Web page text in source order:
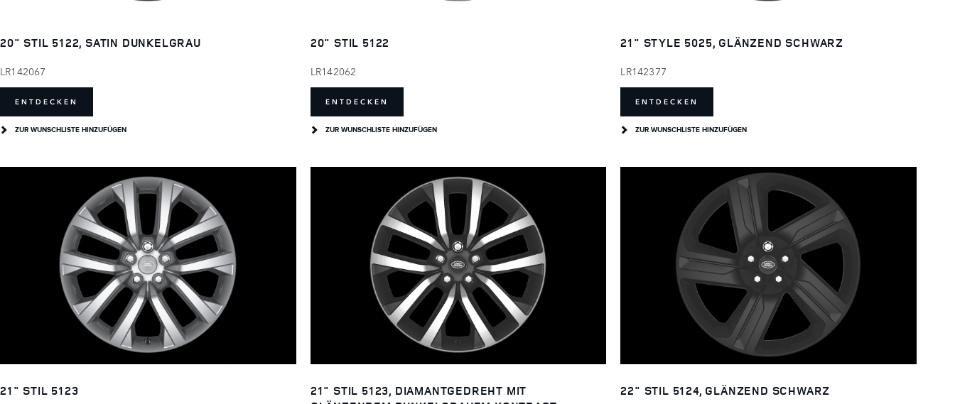
20" STIL 5122, SATIN DUNKELGRAU
LR142067
ENTDECKEN
ZUR WUNSCHLISTE HINZUFÜGEN
20" STIL 5122
LR142062
ENTDECKEN
ZUR WUNSCHLISTE HINZUFÜGEN
21" STYLE 5025, GLÄNZEND SCHWARZ
LR142377
ENTDECKEN
ZUR WUNSCHLISTE HINZUFÜGEN
21" STIL 5123
21" STIL 5123, DIAMANTGEDREHT MIT
22" STIL 5124, GLÄNZEND SCHWARZ